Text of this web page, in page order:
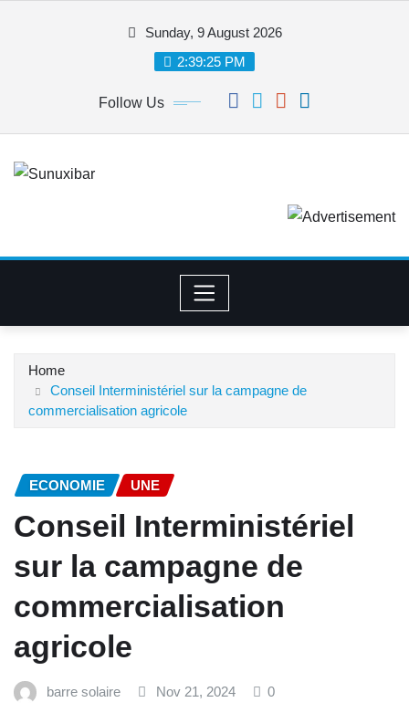
Sunday, 9 August 2026
2:39:26 PM
Follow Us
Home
Conseil Interministériel sur la campagne de
commercialisation agricole
ECONOMIE UNE
Conseil Interministériel
sur la campagne de
commercialisation
agricole
barre solaire Nov 21, 2024 0